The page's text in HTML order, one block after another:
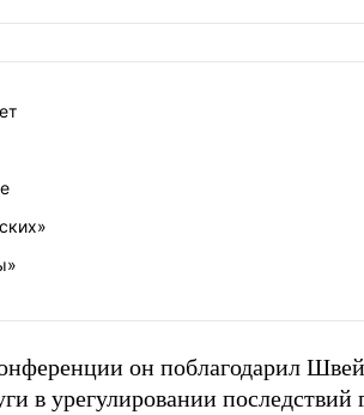
он поблагодарил
в урегулировании последствий